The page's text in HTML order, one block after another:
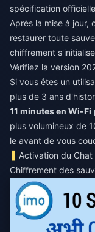
spécification
Après la mise à
restaurer toute
chiffrement
Vérifiez la version
Si vous êtes un
plus de 3 ans
11 minutes en Wi-Fi
plus volumineux de
le avant de vous
Activation du
Chiffrement des